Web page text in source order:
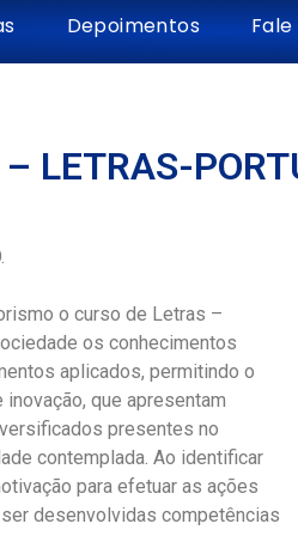
Depoimentos
LETRAS-
o curso de Letras –
os conhecimentos
aplicados, permitindo o
que apresentam
presentes no
contemplada. Ao identificar
para efetuar as ações
desenvolvidas competências